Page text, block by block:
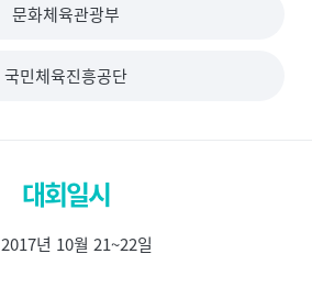
문화체육관광부
국민체육진흥공단
대회일시
2017년 10월 21~22일